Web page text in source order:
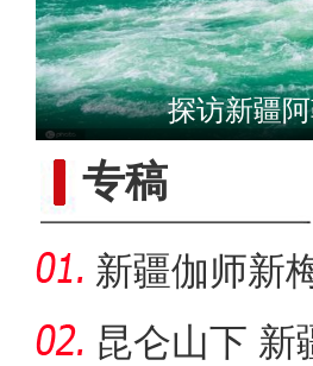
李书卷：
探访新疆
专稿
新疆伽师新
出
昆仑山下 新